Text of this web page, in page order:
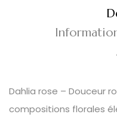
Dahlia rose – Douceur
compositions florales